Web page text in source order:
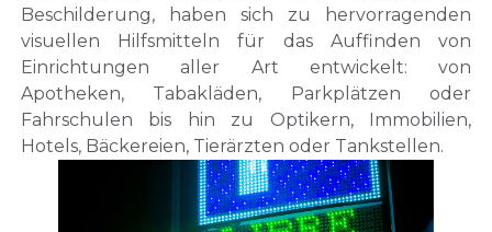
Beschilderung, haben sich zu hervorragenden
visuellen Hilfsmitteln für das Auffinden von
Einrichtungen aller Art entwickelt: von
Apotheken, Tabakläden, Parkplätzen oder
Fahrschulen bis hin zu Optikern, Immobilien,
Hotels, Bäckereien, Tierärzten oder Tankstellen.